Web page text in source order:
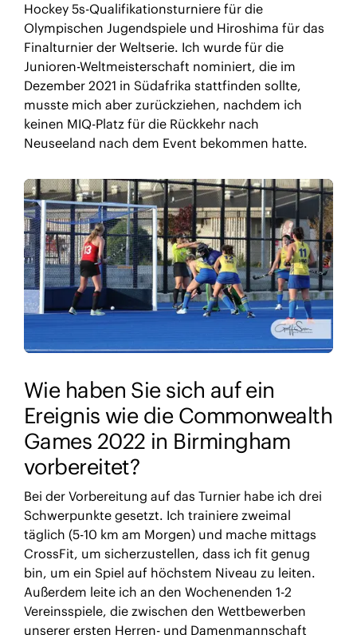
Hockey 5s-Qualifikationsturniere für die
Olympischen Jugendspiele und Hiroshima für das
Finalturnier der Weltserie. Ich wurde für die
Junioren-Weltmeisterschaft nominiert, die im
Dezember 2021 in Südafrika stattfinden sollte,
musste mich aber zurückziehen, nachdem ich
keinen MIQ-Platz für die Rückkehr nach
Neuseeland nach dem Event bekommen hatte.
Wie haben Sie sich auf ein
Ereignis wie die Commonwealth
Games 2022 in Birmingham
vorbereitet?
Bei der Vorbereitung auf das Turnier habe ich drei
Schwerpunkte gesetzt. Ich trainiere zweimal
täglich (5-10 km am Morgen) und mache mittags
CrossFit, um sicherzustellen, dass ich fit genug
bin, um ein Spiel auf höchstem Niveau zu leiten.
Außerdem leite ich an den Wochenenden 1-2
Vereinsspiele, die zwischen den Wettbewerben
unserer ersten Herren- und Damenmannschaft